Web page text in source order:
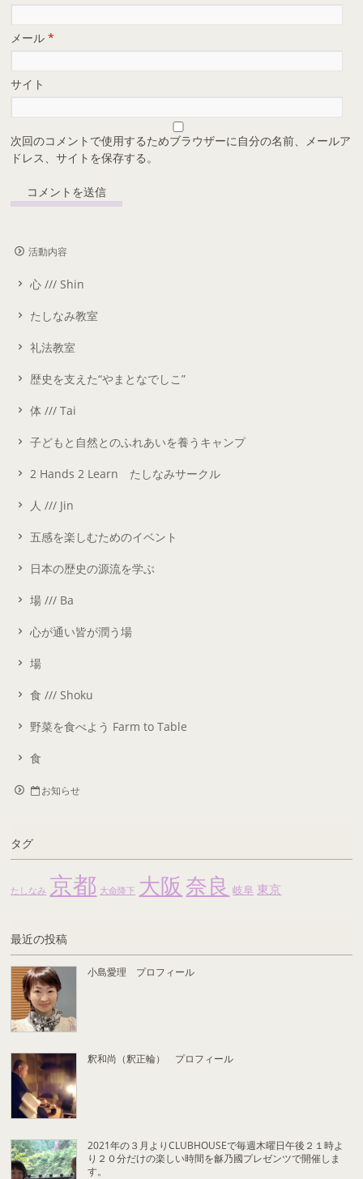
メール*
サイト
次回のコメントで使用するためブラウザーに自分の名前、メールア
ドレス、サイトを保存する。
活動内容
心 /// Shin
たしなみ教室
礼法教室
歴史を支えた“やまとなでしこ”
体 /// Tai
子どもと自然とのふれあいを養うキャンプ
2 Hands 2 Learn たしなみサークル
人 /// Jin
五感を楽しむためのイベント
日本の歴史の源流を学ぶ
場 /// Ba
心が通い皆が潤う場
場
食 /// Shoku
野菜を食べよう Farm to Table
食
お知らせ
タグ
たしなみ 京都 大命降下 大阪 奈良 岐阜 東京
最近の投稿
小島愛理 プロフィール
釈和尚（釈正輪） プロフィール
2021年の３月よりCLUBHOUSEで毎週木曜日午後２１時よ
り２０分だけの楽しい時間を龢乃國プレゼンツで開催しま
す。